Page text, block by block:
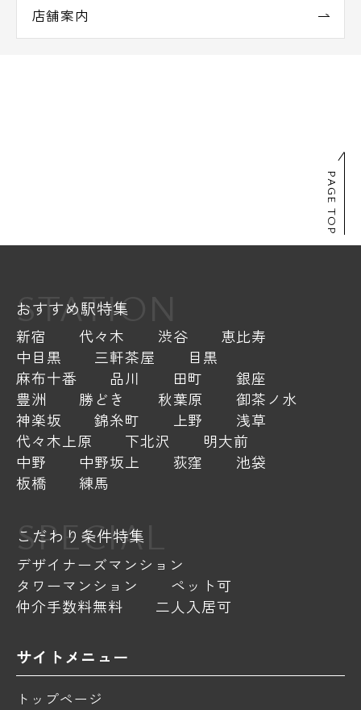
店舗案内
PAGE TOP
STATION
おすすめ駅特集
新宿 代々木 渋谷
恵比寿
中目黒
三軒茶屋
目黒
麻布十番
品川 田町
銀座
豊洲
勝どき 秋葉原
御茶ノ水
神楽坂
錦糸町 上野
浅草
代々木上原
下北沢
明大前
中野
中野坂上 荻窪
池袋
板橋
練馬
SPECIAL
こだわり条件特集
デザイナーズマンション
タワーマンション
ペット可
仲介手数料無料
二人入居可
サイトメニュー
トップページ